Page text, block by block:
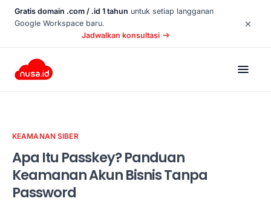
Gratis domain .com / .id 1 tahun untuk setiap langganan
Google Workspace baru.
Jadwalkan konsultasi
×
KEAMANAN SIBER
Apa Itu Passkey? Panduan
Keamanan Akun Bisnis Tanpa
Password